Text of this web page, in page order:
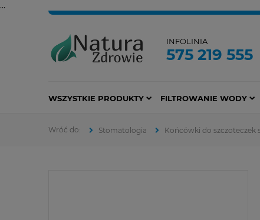
...
INFOLINIA
575 219 555
WSZYSTKIE PRODUKTY FILTROWANIE WODY
Stomatologia Końcówki do szczoteczek